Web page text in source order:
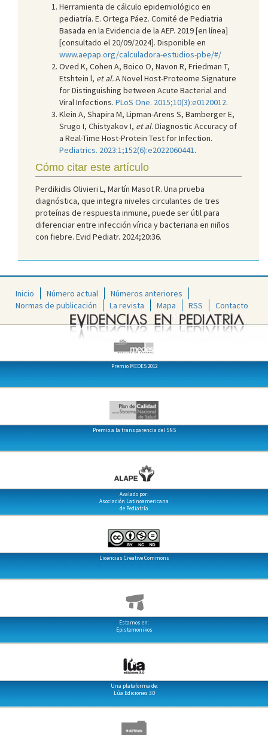
Herramienta de cálculo epidemiológico en
pediatría. E. Ortega Páez. Comité de Pediatria
Basada en la Evidencia de la AEP. 2019 [en línea]
[consultado el 20/09/2024]. Disponible en
www.aepap.org/calculadora-estudios-pbe/#/
Oved K, Cohen A, Boico O, Navon R, Friedman T,
Etshtein l, et al.A Novel Host-Proteome Signature
for Distinguishing between Acute Bacterial and
Viral Infections. PLoS One. 2015;10(3):e0120012.
Klein A, Shapira M, Lipman-Arens S, Bamberger E,
Srugo I, Chistyakov I, et al. Diagnostic Accuracy of
a Real-Time Host-Protein Test for Infection.
Pediatrics. 2023:1;152(6):e2022060441 .
Cómo citar este artículo
Perdikidis Olivieri L, Martín Masot R. Una prueba
diagnóstica, que integra niveles circulantes de tres
proteínas de respuesta inmune, puede ser útil para
diferenciar entre infección vírica y bacteriana en niños
con fiebre. Evid Pediatr. 2024;20:36.
Inicio Número actual
Números anteriores
Normas de publicación
La revista Mapa RSS Contacto
Premio MEDES 2012
Premio a la transparencia del SNS
Avalado por:
Asociación Latinoamericana
de Pediatría
Licencias Creative Commons
Estamos en:
Epistemonikos
Una plataforma de:
Lúa Ediciones 3.0